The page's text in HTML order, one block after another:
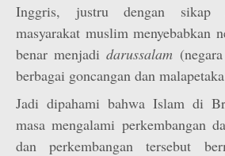
Inggris, justru dengan
masyarakat muslim menyebabkan
benar menjadidarussalam
berbagai goncangan dan
Jadi dipahami bahwa Islam di
masa mengalami perkembangan
dan perkembangan tersebut